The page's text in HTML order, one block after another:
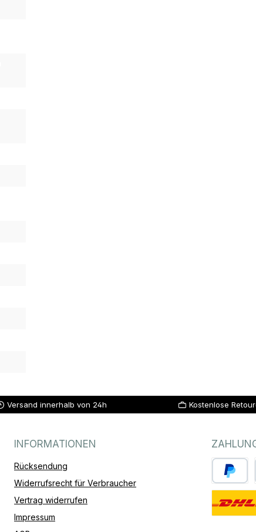
Versand innerhalb von 24h Kostenlose
INFORMATIONEN
Rücksendung
Widerrufsrecht für Verbraucher
Vertrag widerrufen
Impressum
PayPal